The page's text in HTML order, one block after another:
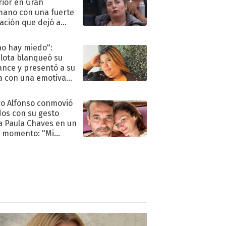
en Gran
con una fuerte
que dejó a
hay miedo":
blanqueó su
y presentó a su
con una emotiva
Alfonso conmovió
con su gesto
Paula Chaves en un
"Mi